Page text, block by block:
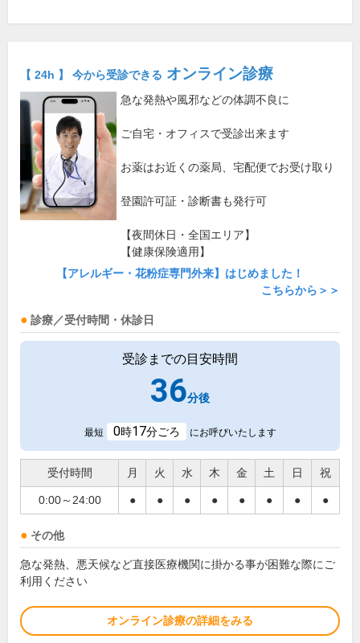
【 24h 】 今から受診できる オンライン診療
急な発熱や風邪などの体調不良に
ご自宅・オフィスで受診出来ます
お薬はお近くの薬局、宅配便でお受け取り
登園許可証・診断書も発行可
【夜間休日・全国エリア】
【健康保険適用】
【アレルギー・花粉症専門外来】はじめました！
こちらから＞＞
診療／受付時間・休診日
受診までの目安時間
36分後
最短 0時17分ごろ にお呼びいたします
受付時間 月 火 水 木 金 土 日 祝
0:00～24:00 ● ● ● ● ● ● ● ●
その他
急な発熱、悪天候など直接医療機関に掛かる事が困難な際にご
利用ください
オンライン診療の詳細をみる